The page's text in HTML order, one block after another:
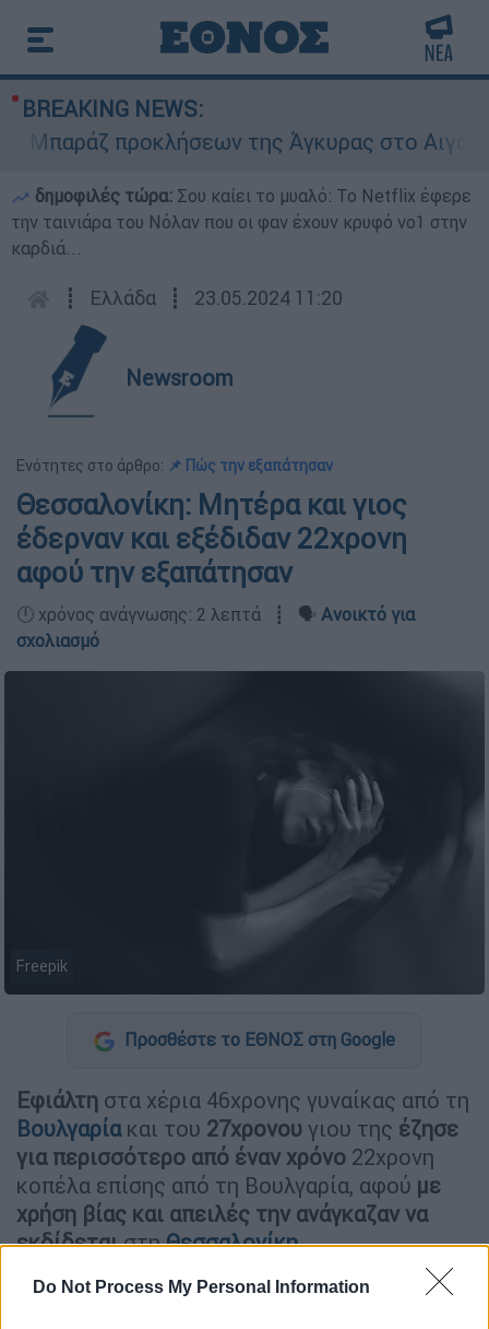
Do Not Process My Personal Information
BREAKING NEWS:
προκλήσεων της Άγκυρας στο Αιγαίο:
δημοφιλές τώρα: Σου καίει το μυαλό: Το Netflix έφερε
την ταινιάρα του Νόλαν που οι φαν έχουν κρυφό νο1 στην
καρδιά...
┋ Ελλάδα ┋ 23.05.2024 11:20
Newsroom
Ενότητες στο άρθρο: 📌 Πώς την εξαπάτησαν
Θεσσαλονίκη: Μητέρα και γιος
έδερναν και εξέδιδαν 22χρονη
αφού την εξαπάτησαν
🕛 χρόνος ανάγνωσης: 2 λεπτά ┋ 🗣️ Ανοικτό για
σχολιασμό
Freepik
Προσθέστε το ΕΘΝΟΣ στη Google
Εφιάλτη στα χέρια 46χρονης γυναίκας από τη
Βουλγαρίακαι του 27χρονου γιου της έζησε
για περισσότερο από έναν χρόνο 22χρονη
κοπέλα επίσης από τη Βουλγαρία, αφού με
χρήση βίας και απειλές την ανάγκαζαν να
εκδίδεταιστηΘεσσαλονίκη.
Από τηναστυνομίαταυτοποιήθηκαν τα